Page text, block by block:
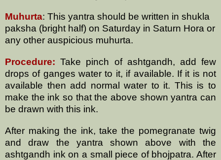
Muhurta: This yantra should be written in shukla
paksha (bright half) on Saturday in Saturn Hora or
any other auspicious muhurta.
Procedure: Take pinch of ashtgandh, add few
drops of ganges water to it, if available. If it is not
available then add normal water to it. This is to
make the ink so that the above shown yantra can
be drawn with this ink.
After making the ink, take the pomegranate twig
and draw the yantra shown above with the
ashtgandh ink on a small piece of bhojpatra. After